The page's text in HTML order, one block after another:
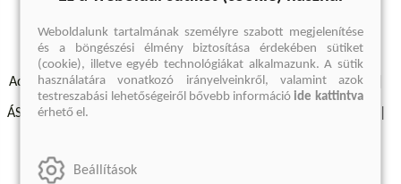
Adatvédelmi szabályzatok Elállási felmondási nyilatkozat
ÁSZF - Vásárlási feltételek
Szállítási információk
Weboldalunk tartalmának személyre szabott megjelenítése
és a böngészési élmény biztosítása érdekében sütiket
(cookie), illetve egyéb technológiákat alkalmazunk. A sütik
használatára vonatkozó irányelveinkről, valamint azok
testreszabási lehetőségeiről bővebb információide kattintva
érhető el.
Beállítások